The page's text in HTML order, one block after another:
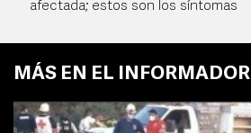
afectada; estos son los síntomas
MÁS EN EL INFORMADOR